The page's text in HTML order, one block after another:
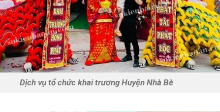
Dịch vụ tổ chức khai trương Huyện Nhà Bè